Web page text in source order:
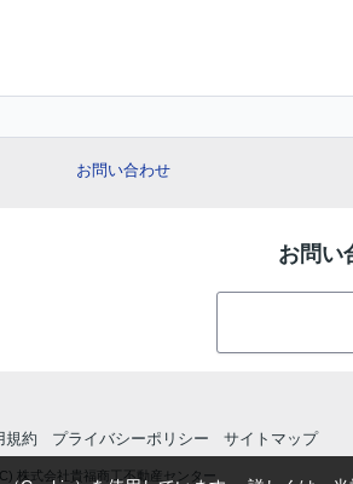
お問い合わせ
お問い
規約 プライバシーポリシー サイトマップ
株式会社貴福商工不動産センター